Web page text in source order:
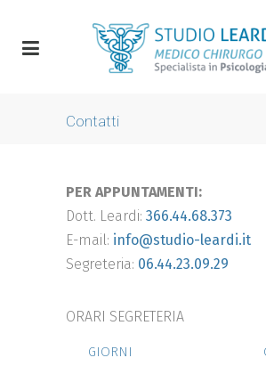
Contatti
PER APPUNTAMENTI:
Dott. Leardi: 366.44.68.373
E-mail: info@studio-leardi.it
Segreteria: 06.44.23.09.29
ORARI SEGRETERIA
GIORNI